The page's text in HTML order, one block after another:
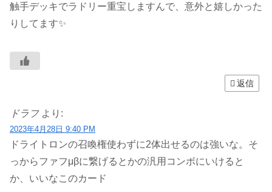
触手デッキでラドリー重宝しますんで、意外と嬉しかった
りしてます✨
返信
ドラフ より:
2023年4月28日 9:40 PM
ドライトロンの召喚権使わずに2体出せるのは強いな。そ
っからファフμβに繋げるとかの汎用コンボにいけると
か、いいなこのカード